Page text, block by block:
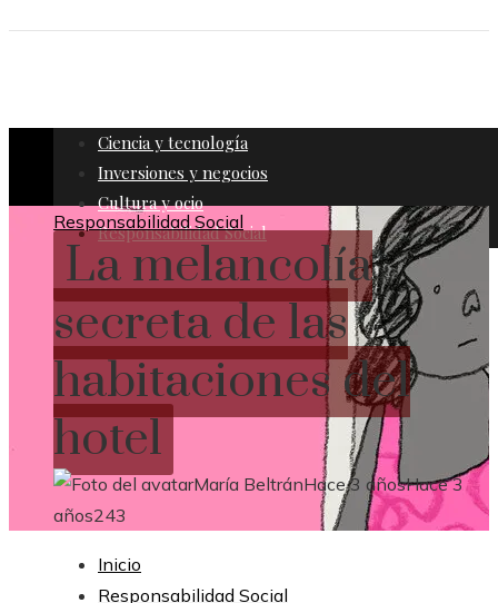
Ciencia y tecnología
Inversiones y negocios
Cultura y ocio
Responsabilidad Social
Responsabilidad Social
La melancolía
secreta de las
habitaciones del
hotel
María BeltránHace 3 añosHace 3
años243
Inicio
Responsabilidad Social